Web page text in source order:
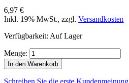
6,97 €
Inkl. 19% MwSt., zzgl. Versandkosten
Verfügbarkeit: Auf Lager
Menge:
In den Warenkorb
Schreiben Sie die erste Kundenmeinung